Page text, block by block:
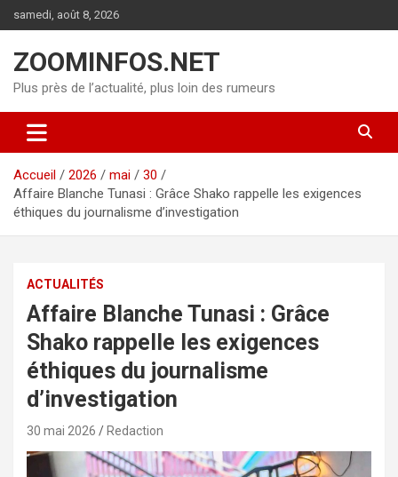
au
samedi, août 8, 2026
ZOOMINFOS.NET
Plus près de l’actualité, plus loin des rumeurs
Accueil 2026 mai
30
Affaire Blanche Tunasi : Grâce Shako rappelle les exigences
éthiques du journalisme d’investigation
ACTUALITÉS
Affaire Blanche Tunasi : Grâce
Shako rappelle les exigences
éthiques du journalisme
d’investigation
30 mai 2026 Redaction